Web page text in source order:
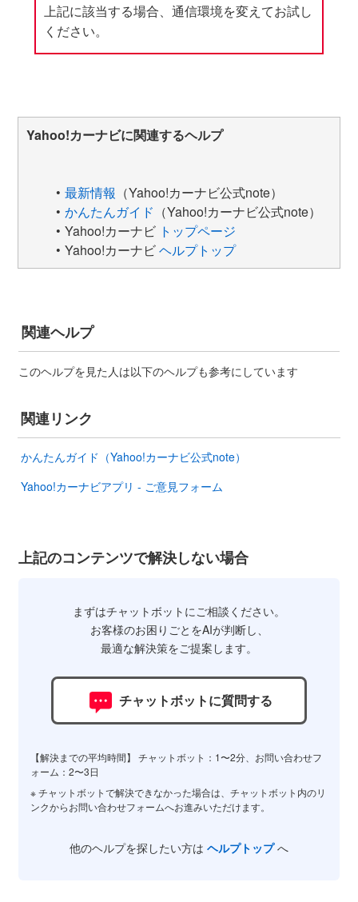
上記に該当する場合、通信環境を変えてお試し
ください。
Yahoo!カーナビに関連するヘルプ
最新情報 （Yahoo!カーナビ公式note）
かんたんガイド （Yahoo!カーナビ公式note）
Yahoo!カーナビ トップページ
Yahoo!カーナビヘルプトップ
関連ヘルプ
このヘルプを見た人は以下のヘルプも参考にしています
関連リンク
かんたんガイド（Yahoo!カーナビ公式note）
Yahoo!カーナビアプリ - ご意見フォーム
上記のコンテンツで解決しない場合
まずはチャットボットにご相談ください。
お客様のお困りごとをAIが判断し、
最適な解決策をご提案します。
チャットボットに質問する
【解決までの平均時間】 チャットボット：1〜2分、お問い合わせフ
ォーム：2〜3日
※ チャットボットで解決できなかった場合は、チャットボット内のリ
ンクからお問い合わせフォームへお進みいただけます。
他のヘルプを探したい方は ヘルプトップへ